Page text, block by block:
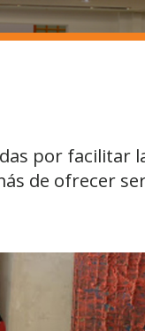
por facilitar
de ofrecer